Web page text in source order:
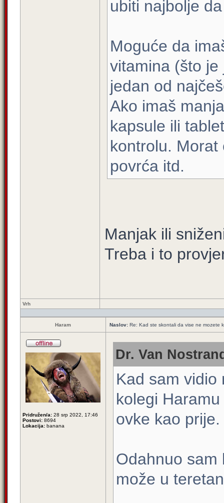
ubiti najbolje
Moguće da
vitamina (što
jedan od
Ako imaš
kapsule ili
kontrolu.
povrća itd.
Manjak ili
Treba i to
Vrh
Haram Naslov: Re: Kad ste skontali da vise ne mozete
Pridružen/a: 28 srp 2022, 17:46
Postovi: 8694
Lokacija: banana
Dr. Van
Kad sam vidio
kolegi
ovke kao prije.
Odahnuo sam
može u